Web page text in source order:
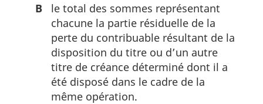
B
le total des sommes représentant
chacune la partie résiduelle de la
perte du contribuable résultant de la
disposition du titre ou d’un autre
titre de créance déterminé dont il a
été disposé dans le cadre de la
même opération.